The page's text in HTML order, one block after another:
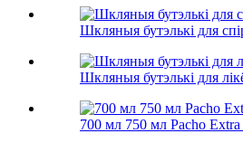
Шкляныя бутэлькі для
Шкляныя бутэлькі для
700 мл 750 мл Pacho